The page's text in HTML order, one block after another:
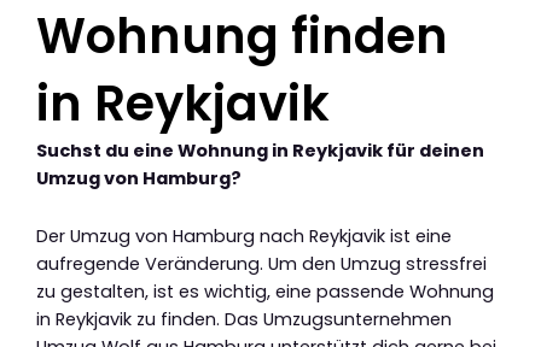
Wohnung finden
in Reykjavik
Suchst du eine Wohnung in Reykjavik für deinen
Umzug von Hamburg?
Der Umzug von Hamburg nach Reykjavik ist eine
aufregende Veränderung. Um den Umzug stressfrei
zu gestalten, ist es wichtig, eine passende Wohnung
in Reykjavik zu finden. Das Umzugsunternehmen